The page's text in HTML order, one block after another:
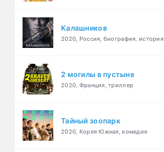
Калашников
2020, Россия, биография, история
2 могилы в пустыне
2020, Франция, триллер
Тайный зоопарк
2020, Корея Южная, комедия